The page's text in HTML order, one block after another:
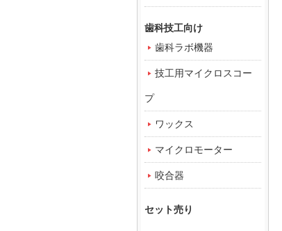
歯科技工向け
歯科ラボ機器
技工用マイクロスコー
プ
ワックス
マイクロモーター
咬合器
セット売り